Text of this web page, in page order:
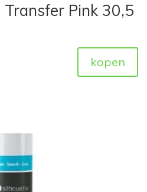
Pink 30,5
kopen